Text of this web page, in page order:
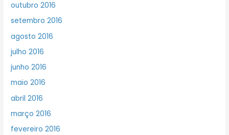
outubro 2016
setembro 2016
agosto 2016
julho 2016
junho 2016
maio 2016
abril 2016
março 2016
fevereiro 2016